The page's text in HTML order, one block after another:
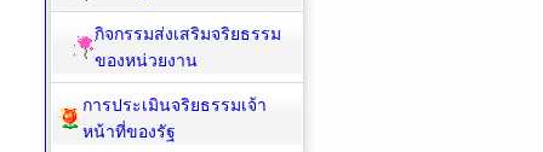
กิจกรรมส่งเสริมจริยธรรม
ของหน่วยงาน
การประเมินจริยธรรมเจ้า
หน้าที่ของรัฐ